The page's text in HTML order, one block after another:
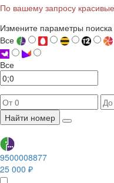
По вашему запросу
Измените параметры
Все
Все
Найти номер
9500008877
25 000 ₽